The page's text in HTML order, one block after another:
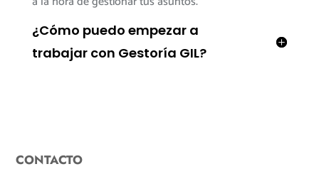
¿Cómo puedo empezar a
trabajar con Gestoría GIL?
CONTACTO